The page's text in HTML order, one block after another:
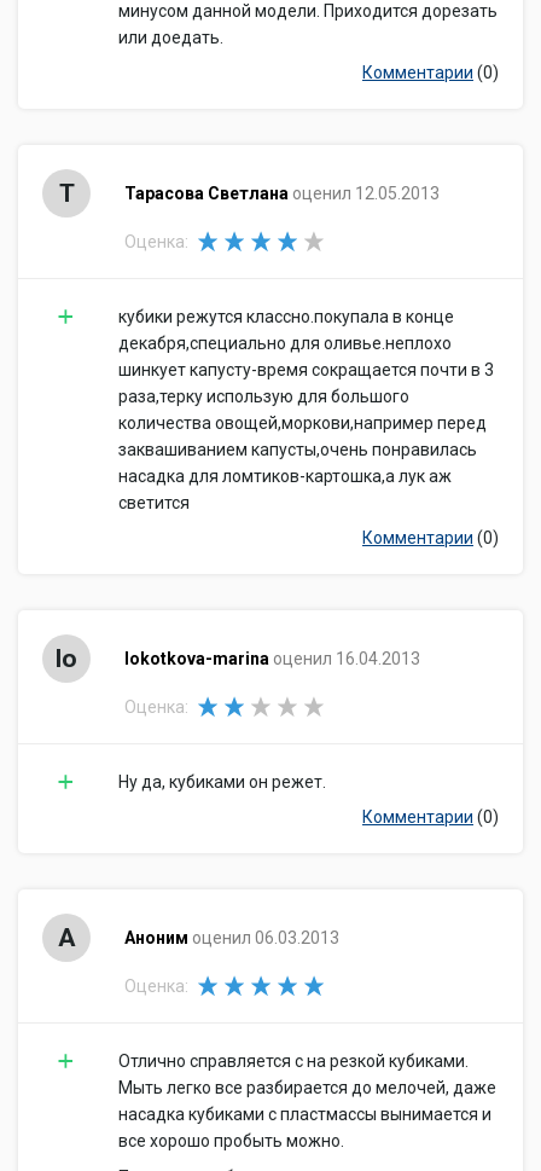
минусом данной модели. Приходится дорезать
или доедать.
Комментарии (0)
Т Тарасова Светлана оценил 12.05.2013
Оценка:
кубики режутся классно.покупала в конце
декабря,специально для оливье.неплохо
шинкует капусту-время сокращается почти в 3
раза,терку использую для большого
количества овощей,моркови,например перед
заквашиванием капусты,очень понравилась
насадка для ломтиков-картошка,а лук аж
светится
Комментарии (0)
lo lokotkova-marina оценил 16.04.2013
Оценка:
Ну да, кубиками он режет.
Комментарии (0)
А Аноним оценил 06.03.2013
Оценка:
Отлично справляется с на резкой кубиками.
Мыть легко все разбирается до мелочей, даже
насадка кубиками с пластмассы вынимается и
все хорошо пробыть можно.